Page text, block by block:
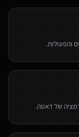
והפעולות.